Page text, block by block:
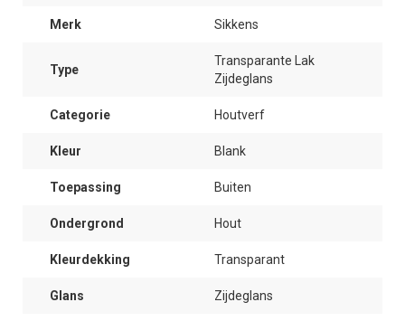
Merk Sikkens
Type
Transparante Lak
Zijdeglans
Categorie Houtverf
Kleur Blank
Toepassing Buiten
Ondergrond Hout
Kleurdekking Transparant
Glans Zijdeglans